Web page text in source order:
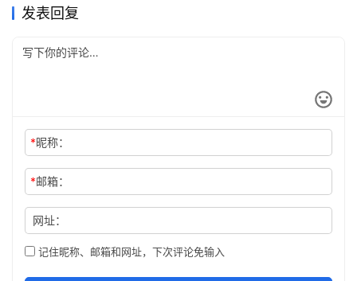
发表回复
*昵称：
*邮箱：
网址：
记住昵称、邮箱和网址，下次评论免输入